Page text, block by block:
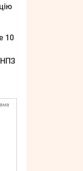
10
НПЗ